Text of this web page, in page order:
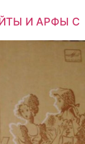
И АРФЫ С